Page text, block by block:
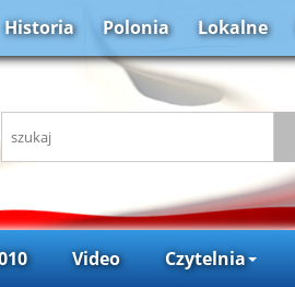
Historia Polonia Lokalne
Video Czytelnia